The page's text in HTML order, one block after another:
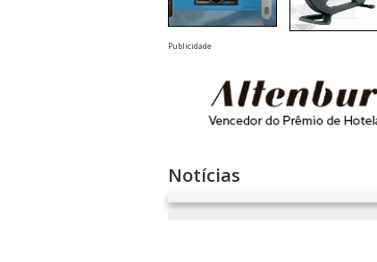
Publicidade
Notícias